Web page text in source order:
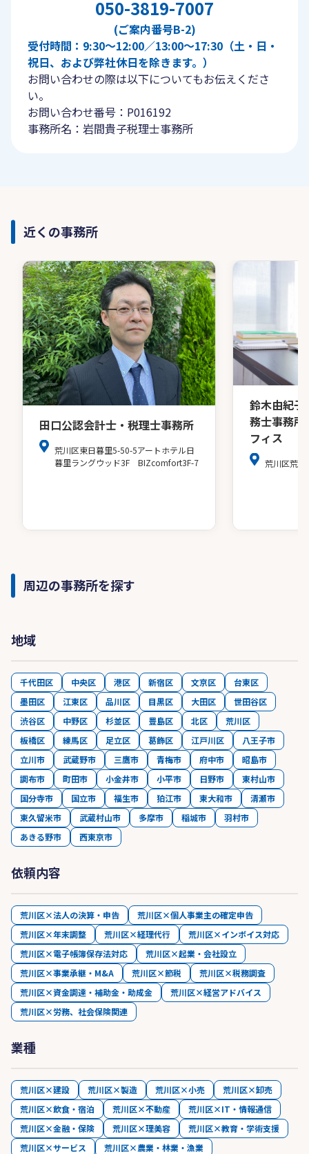
050-3819-7007
(ご案内番号B-2)
受付時間：9:30〜12:00／13:00〜17:30（土・日・
祝日、および弊社休日を除きます。）
お問い合わせの際は以下についてもお伝えくださ
い。
お問い合わせ番号：P016192
事務所名：岩間貴子税理士事務所
近くの事務所
田口公認会計士・税理士事務所
荒川区東日暮里5-50-5アートホテル日
暮里ラングウッド3F BIZcomfort3F-7
鈴木由紀子
務士事務所
フィス
荒川区荒
周辺の事務所を探す
地域
千代田区 中央区 港区 新宿区 文京区
台東区
墨田区
江東区 品川区 目黒区 大田区
世田谷区
渋谷区
中野区 杉並区 豊島区 北区
荒川区
板橋区
練馬区 足立区 葛飾区 江戸川区
八王子市
立川市
武蔵野市 三鷹市 青梅市 府中市
昭島市
調布市
町田市 小金井市 小平市 日野市
東村山市
国分寺市
国立市 福生市 狛江市 東大和市
清瀬市
東久留米市
武蔵村山市 多摩市 稲城市
羽村市
あきる野市
西東京市
依頼内容
荒川区×法人の決算・申告
荒川区×個人事業主の確定申告
荒川区×年末調整
荒川区×経理代行
荒川区×インボイス対応
荒川区×電子帳簿保存法対応
荒川区×起業・会社設立
荒川区×事業承継・M&A
荒川区×節税
荒川区×税務調査
荒川区×資金調達・補助金・助成金
荒川区×経営アドバイス
荒川区×労務、社会保険関連
業種
荒川区×建設 荒川区×製造 荒川区×小売
荒川区×卸売
荒川区×飲食・宿泊
荒川区×不動産
荒川区×IT・情報通信
荒川区×金融・保険
荒川区×理美容
荒川区×教育・学術支援
荒川区×サービス
荒川区×農業・林業・漁業